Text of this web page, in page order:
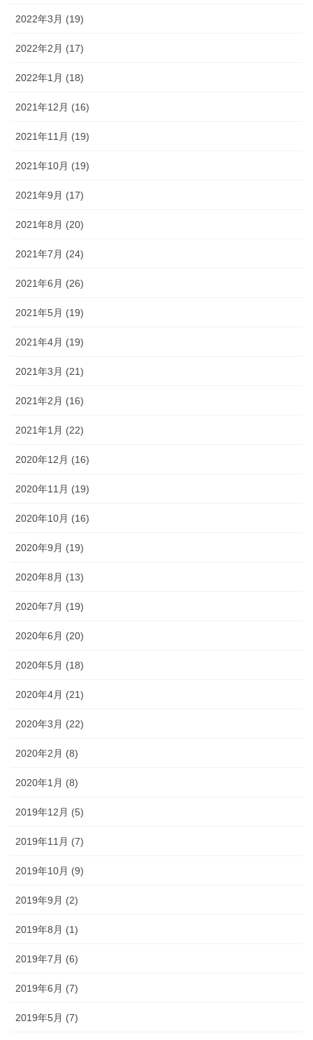
2022年3月 (19)
2022年2月 (17)
2022年1月 (18)
2021年12月 (16)
2021年11月 (19)
2021年10月 (19)
2021年9月 (17)
2021年8月 (20)
2021年7月 (24)
2021年6月 (26)
2021年5月 (19)
2021年4月 (19)
2021年3月 (21)
2021年2月 (16)
2021年1月 (22)
2020年12月 (16)
2020年11月 (19)
2020年10月 (16)
2020年9月 (19)
2020年8月 (13)
2020年7月 (19)
2020年6月 (20)
2020年5月 (18)
2020年4月 (21)
2020年3月 (22)
2020年2月 (8)
2020年1月 (8)
2019年12月 (5)
2019年11月 (7)
2019年10月 (9)
2019年9月 (2)
2019年8月 (1)
2019年7月 (6)
2019年6月 (7)
2019年5月 (7)